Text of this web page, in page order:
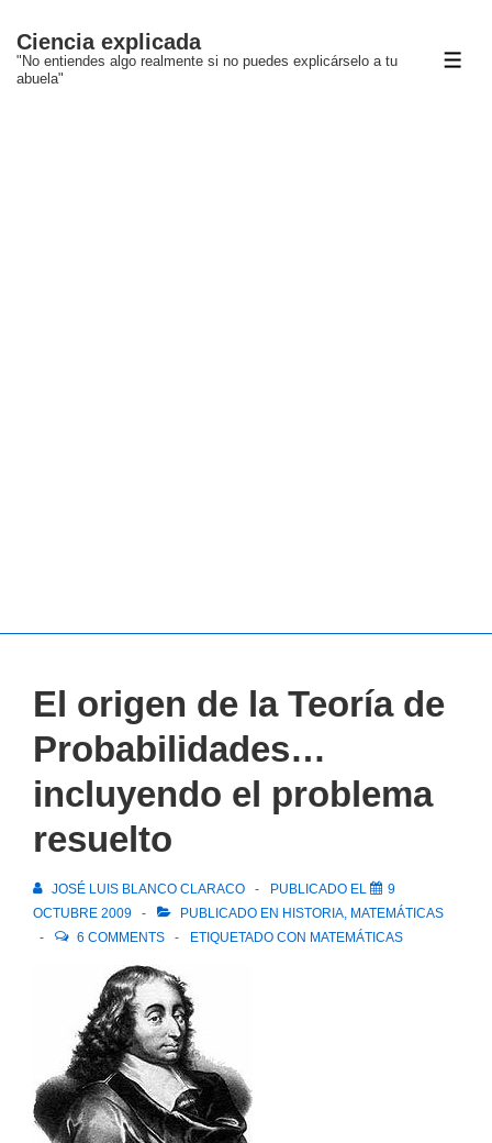
Saltar
Ciencia explicada
"No entiendes algo realmente si no puedes explicárselo a tu
abuela"
El origen de la Teoría de
Probabilidades…
incluyendo el problema
resuelto
JOSÉ LUIS BLANCO CLARACO PUBLICADO EL
9
OCTUBRE 2009
PUBLICADO EN HISTORIA, MATEMÁTICAS
6 COMMENTS
ETIQUETADO CON MATEMÁTICAS